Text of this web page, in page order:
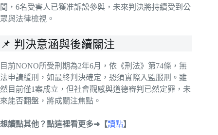
間，6名受害人已獲准訴訟參與，未來判決將持續受到公
眾與法律檢視。
📌 判決意涵與後續關注
目前NONO所受刑期為2年6月，依《刑法》第74條，無
法申請緩刑，如最終判決確定，恐須實際入監服刑。雖
然目前僅1案成立，但社會觀感與道德審判已然定罪，未
來能否翻盤，將成關注焦點。
想讀點其他？點這裡看更多➜【讀點】